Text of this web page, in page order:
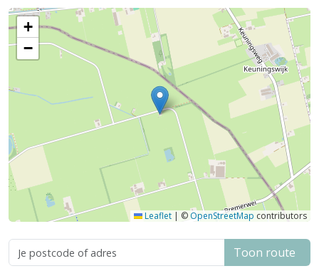
+
−
Leaflet | © OpenStreetMap contributors
Toon route